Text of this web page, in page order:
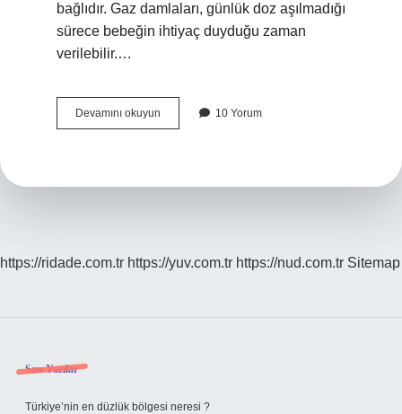
bağlıdır. Gaz damlaları, günlük doz aşılmadığı
sürece bebeğin ihtiyaç duyduğu zaman
verilebilir.…
Devamını okuyun
Gaz
10 Yorum
https://ridade.com.tr https://yuv.com.tr https://nud.com.tr Sitemap
Sidebar
Son Yazılar
Türkiye’nin en düzlük bölgesi neresi ?